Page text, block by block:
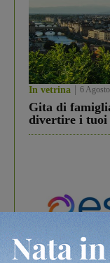
In vetrina 6
Gita di
divertire i